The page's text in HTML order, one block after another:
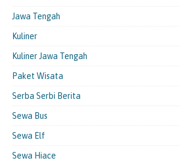
Jawa Tengah
Kuliner
Kuliner Jawa Tengah
Paket Wisata
Serba Serbi Berita
Sewa Bus
Sewa Elf
Sewa Hiace